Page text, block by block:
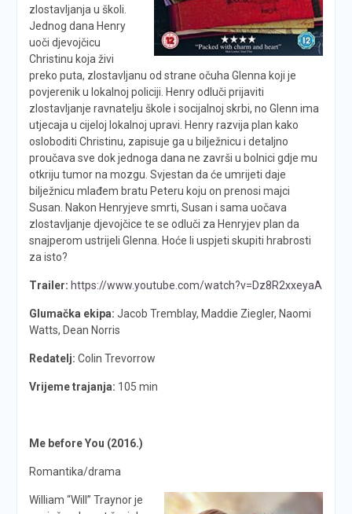
zlostavljanja u školi.
Jednog dana Henry
uoči djevojčicu
Christinu koja živi
preko puta, zlostavljanu od strane očuha Glenna koji je
povjerenik u lokalnoj policiji. Henry odluči prijaviti
zlostavljanje ravnatelju škole i socijalnoj skrbi, no Glenn ima
utjecaja u cijeloj lokalnoj upravi. Henry razvija plan kako
osloboditi Christinu, zapisuje ga u bilježnicu i detaljno
proučava sve dok jednoga dana ne završi u bolnici gdje mu
otkriju tumor na mozgu. Svjestan da će umrijeti daje
bilježnicu mlađem bratu Peteru koju on prenosi majci
Susan. Nakon Henryjeve smrti, Susan i sama uočava
zlostavljanje djevojčice te se odluči za Henryjev plan da
snajperom ustrijeli Glenna. Hoće li uspjeti skupiti hrabrosti
za isto?
Trailer: https://www.youtube.com/watch?v=Dz8R2xxeyaA
Glumačka ekipa: Jacob Tremblay, Maddie Ziegler, Naomi
Watts, Dean Norris
Redatelj: Colin Trevorrow
Vrijeme trajanja: 105 min
Me before You (2016.)
Romantika/drama
William “Will” Traynor je